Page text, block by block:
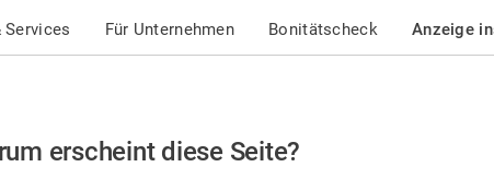
Services Für Unternehmen Bonitätscheck Anzeige
erscheint diese Seite?